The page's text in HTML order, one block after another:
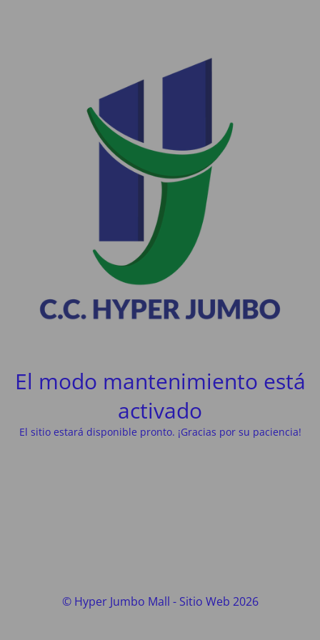
El modo mantenimiento está
activado
El sitio estará disponible pronto. ¡Gracias por su paciencia!
© Hyper Jumbo Mall - Sitio Web 2026